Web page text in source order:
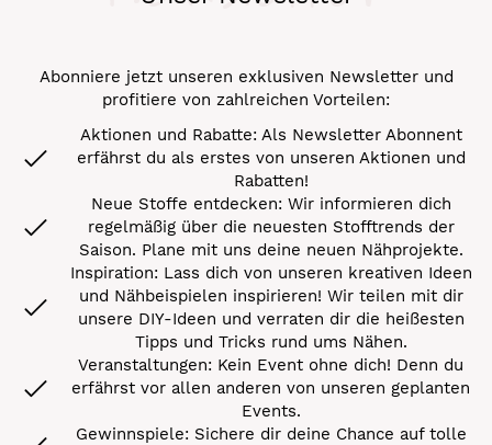
Abonniere jetzt unseren exklusiven Newsletter und
profitiere von zahlreichen Vorteilen:
Aktionen und Rabatte: Als Newsletter Abonnent
erfährst du als erstes von unseren Aktionen und
Rabatten!
Neue Stoffe entdecken: Wir informieren dich
regelmäßig über die neuesten Stofftrends der
Saison. Plane mit uns deine neuen Nähprojekte.
Inspiration: Lass dich von unseren kreativen Ideen
und Nähbeispielen inspirieren! Wir teilen mit dir
unsere DIY-Ideen und verraten dir die heißesten
Tipps und Tricks rund ums Nähen.
Veranstaltungen: Kein Event ohne dich! Denn du
erfährst vor allen anderen von unseren geplanten
Events.
Gewinnspiele: Sichere dir deine Chance auf tolle